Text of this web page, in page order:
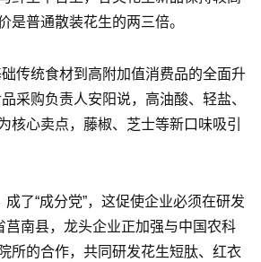
是普通散装花生的两三倍。
传统食材到高附加值消费品的全面升
采购负责人安阳说，高油酸、轻盐、
核心卖点，藤椒、芝士等新口味吸引
成了“成分党”，这促使企业必须在研发
莒南县，龙头企业正加强与中国农科
所的合作，共同研发花生短肽、红衣